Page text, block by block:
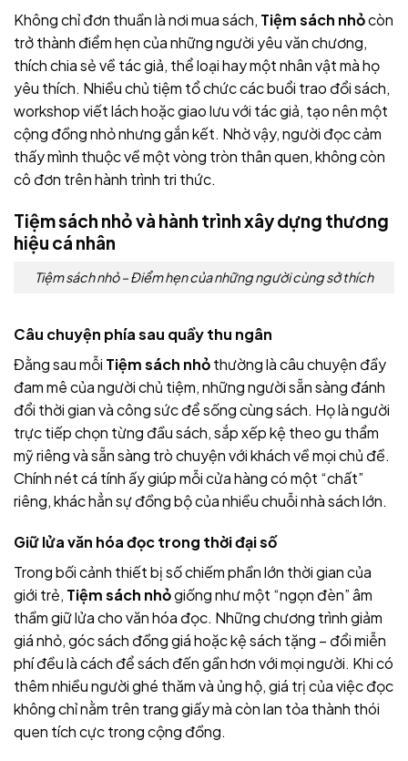
Không chỉ đơn thuần là nơi mua sách, Tiệm sách nhỏcòn
trở thành điểm hẹn của những người yêu văn chương,
thích chia sẻ về tác giả, thể loại hay một nhân vật mà họ
yêu thích. Nhiều chủ tiệm tổ chức các buổi trao đổi sách,
workshop viết lách hoặc giao lưu với tác giả, tạo nên một
cộng đồng nhỏ nhưng gắn kết. Nhờ vậy, người đọc cảm
thấy mình thuộc về một vòng tròn thân quen, không còn
cô đơn trên hành trình tri thức.
Tiệm sách nhỏ và hành trình xây dựng thương
hiệu cá nhân
Tiệm sách nhỏ – Điểm hẹn của những người cùng sở thích
Câu chuyện phía sau quầy thu ngân
Đằng sau mỗi Tiệm sách nhỏthường là câu chuyện đầy
đam mê của người chủ tiệm, những người sẵn sàng đánh
đổi thời gian và công sức để sống cùng sách. Họ là người
trực tiếp chọn từng đầu sách, sắp xếp kệ theo gu thẩm
mỹ riêng và sẵn sàng trò chuyện với khách về mọi chủ đề.
Chính nét cá tính ấy giúp mỗi cửa hàng có một “chất”
riêng, khác hẳn sự đồng bộ của nhiều chuỗi nhà sách lớn.
Giữ lửa văn hóa đọc trong thời đại số
Trong bối cảnh thiết bị số chiếm phần lớn thời gian của
giới trẻ, Tiệm sách nhỏgiống như một “ngọn đèn” âm
thầm giữ lửa cho văn hóa đọc. Những chương trình giảm
giá nhỏ, góc sách đồng giá hoặc kệ sách tặng – đổi miễn
phí đều là cách để sách đến gần hơn với mọi người. Khi có
thêm nhiều người ghé thăm và ủng hộ, giá trị của việc đọc
không chỉ nằm trên trang giấy mà còn lan tỏa thành thói
quen tích cực trong cộng đồng.